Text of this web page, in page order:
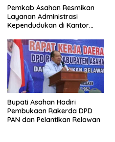
Pemkab Asahan Resmikan
Layanan Administrasi
Kependudukan di Kantor
Bupati Asahan Hadiri
Pembukaan Rakerda DPD
PAN dan Pelantikan Relawan